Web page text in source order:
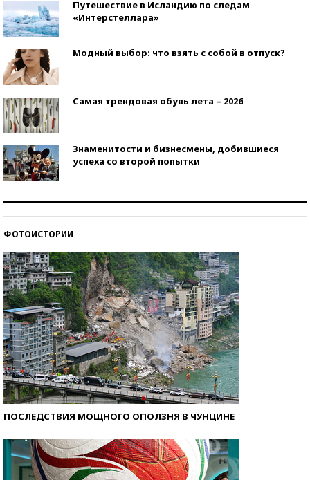
Путешествие в Исландию по следам
«Интерстеллара»
Модный выбор: что взять с собой в отпуск?
Самая трендовая обувь лета – 2026
Знаменитости и бизнесмены, добившиеся
успеха со второй попытки
ФОТОИСТОРИИ
ПОСЛЕДСТВИЯ МОЩНОГО ОПОЛЗНЯ В ЧУНЦИНЕ